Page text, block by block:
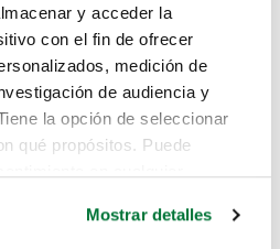
y acceder la
con el fin de ofrecer
medición de
de audiencia y
la opción de seleccionar
qué propósitos. Puede
Mostrar detalles
sabemos como
hasta aquí.
el coche que estás
estos enlaces: